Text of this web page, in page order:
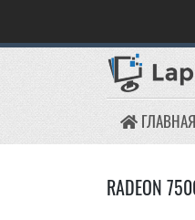
content
ГЛАВНАЯ
RADEON